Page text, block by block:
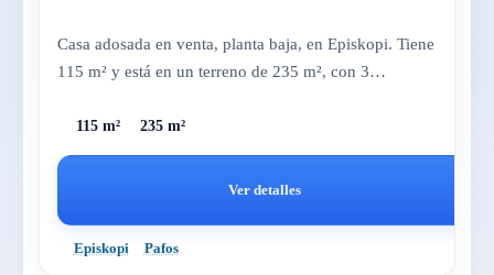
Casa adosada en venta, planta baja, en Episkopi. Tiene
115 m² y está en un terreno de 235 m², con 3
115 m² 235 m²
Ver detalles
Episkopi Pafos